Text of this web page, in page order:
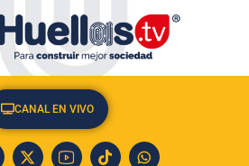
CANAL EN VIVO